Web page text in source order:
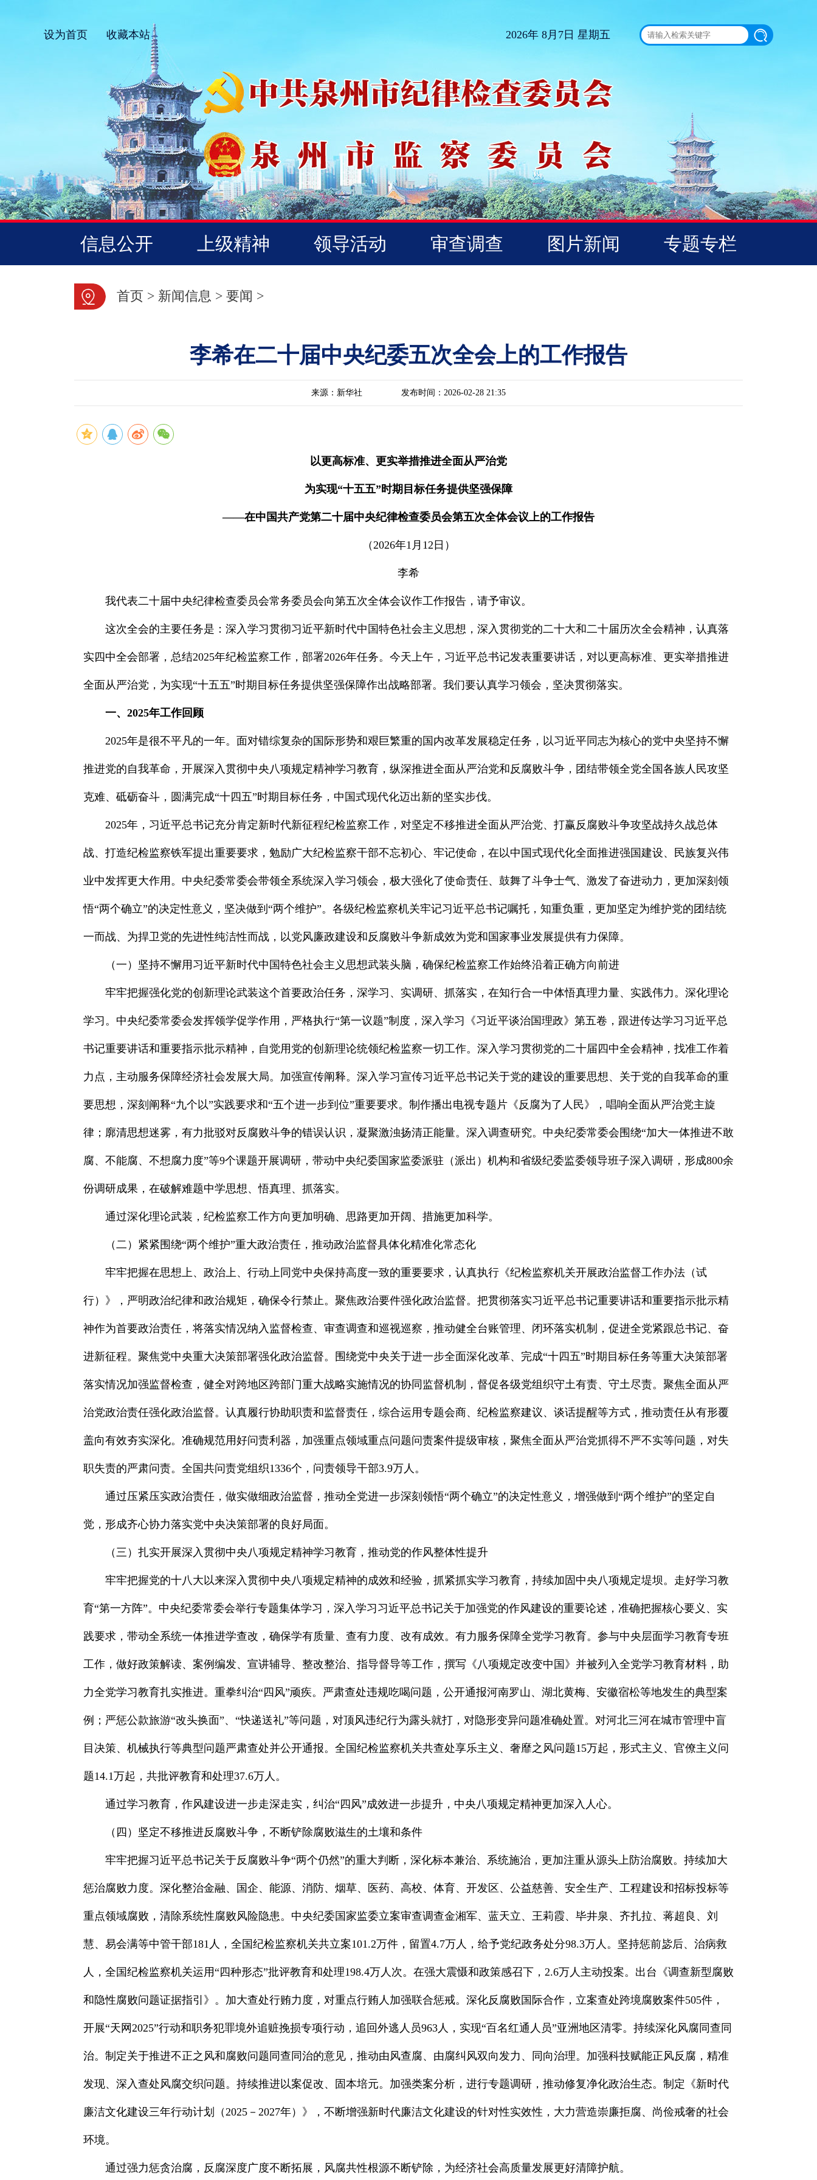
设为首页 收藏本站 2026年 8月7日 星期五
信息公开 上级精神 领导活动 审查调查 图片新闻 专题专栏
首页 > 新闻信息 > 要闻 >
李希在二十届中央纪委五次全会上的工作报告
来源：新华社 发布时间：2026-02-28 21:35
以更高标准、更实举措推进全面从严治党
为实现“十五五”时期目标任务提供坚强保障
——在中国共产党第二十届中央纪律检查委员会第五次全体会议上的工作报告
（2026年1月12日）
李希
我代表二十届中央纪律检查委员会常务委员会向第五次全体会议作工作报告，请予审议。
这次全会的主要任务是：深入学习贯彻习近平新时代中国特色社会主义思想，深入贯彻党的二十大和二十届历次全会精神，认真落
实四中全会部署，总结2025年纪检监察工作，部署2026年任务。今天上午，习近平总书记发表重要讲话，对以更高标准、更实举措推进
全面从严治党，为实现“十五五”时期目标任务提供坚强保障作出战略部署。我们要认真学习领会，坚决贯彻落实。
一、2025年工作回顾
2025年是很不平凡的一年。面对错综复杂的国际形势和艰巨繁重的国内改革发展稳定任务，以习近平同志为核心的党中央坚持不懈
推进党的自我革命，开展深入贯彻中央八项规定精神学习教育，纵深推进全面从严治党和反腐败斗争，团结带领全党全国各族人民攻坚
克难、砥砺奋斗，圆满完成“十四五”时期目标任务，中国式现代化迈出新的坚实步伐。
2025年，习近平总书记充分肯定新时代新征程纪检监察工作，对坚定不移推进全面从严治党、打赢反腐败斗争攻坚战持久战总体
战、打造纪检监察铁军提出重要要求，勉励广大纪检监察干部不忘初心、牢记使命，在以中国式现代化全面推进强国建设、民族复兴伟
业中发挥更大作用。中央纪委常委会带领全系统深入学习领会，极大强化了使命责任、鼓舞了斗争士气、激发了奋进动力，更加深刻领
悟“两个确立”的决定性意义，坚决做到“两个维护”。各级纪检监察机关牢记习近平总书记嘱托，知重负重，更加坚定为维护党的团结统
一而战、为捍卫党的先进性纯洁性而战，以党风廉政建设和反腐败斗争新成效为党和国家事业发展提供有力保障。
（一）坚持不懈用习近平新时代中国特色社会主义思想武装头脑，确保纪检监察工作始终沿着正确方向前进
牢牢把握强化党的创新理论武装这个首要政治任务，深学习、实调研、抓落实，在知行合一中体悟真理力量、实践伟力。深化理论
学习。中央纪委常委会发挥领学促学作用，严格执行“第一议题”制度，深入学习《习近平谈治国理政》第五卷，跟进传达学习习近平总
书记重要讲话和重要指示批示精神，自觉用党的创新理论统领纪检监察一切工作。深入学习贯彻党的二十届四中全会精神，找准工作着
力点，主动服务保障经济社会发展大局。加强宣传阐释。深入学习宣传习近平总书记关于党的建设的重要思想、关于党的自我革命的重
要思想，深刻阐释“九个以”实践要求和“五个进一步到位”重要要求。制作播出电视专题片《反腐为了人民》，唱响全面从严治党主旋
律；廓清思想迷雾，有力批驳对反腐败斗争的错误认识，凝聚激浊扬清正能量。深入调查研究。中央纪委常委会围绕“加大一体推进不敢
腐、不能腐、不想腐力度”等9个课题开展调研，带动中央纪委国家监委派驻（派出）机构和省级纪委监委领导班子深入调研，形成800余
份调研成果，在破解难题中学思想、悟真理、抓落实。
通过深化理论武装，纪检监察工作方向更加明确、思路更加开阔、措施更加科学。
（二）紧紧围绕“两个维护”重大政治责任，推动政治监督具体化精准化常态化
牢牢把握在思想上、政治上、行动上同党中央保持高度一致的重要要求，认真执行《纪检监察机关开展政治监督工作办法（试
行）》，严明政治纪律和政治规矩，确保令行禁止。聚焦政治要件强化政治监督。把贯彻落实习近平总书记重要讲话和重要指示批示精
神作为首要政治责任，将落实情况纳入监督检查、审查调查和巡视巡察，推动健全台账管理、闭环落实机制，促进全党紧跟总书记、奋
进新征程。聚焦党中央重大决策部署强化政治监督。围绕党中央关于进一步全面深化改革、完成“十四五”时期目标任务等重大决策部署
落实情况加强监督检查，健全对跨地区跨部门重大战略实施情况的协同监督机制，督促各级党组织守土有责、守土尽责。聚焦全面从严
治党政治责任强化政治监督。认真履行协助职责和监督责任，综合运用专题会商、纪检监察建议、谈话提醒等方式，推动责任从有形覆
盖向有效夯实深化。准确规范用好问责利器，加强重点领域重点问题问责案件提级审核，聚焦全面从严治党抓得不严不实等问题，对失
职失责的严肃问责。全国共问责党组织1336个，问责领导干部3.9万人。
通过压紧压实政治责任，做实做细政治监督，推动全党进一步深刻领悟“两个确立”的决定性意义，增强做到“两个维护”的坚定自
觉，形成齐心协力落实党中央决策部署的良好局面。
（三）扎实开展深入贯彻中央八项规定精神学习教育，推动党的作风整体性提升
牢牢把握党的十八大以来深入贯彻中央八项规定精神的成效和经验，抓紧抓实学习教育，持续加固中央八项规定堤坝。走好学习教
育“第一方阵”。中央纪委常委会举行专题集体学习，深入学习习近平总书记关于加强党的作风建设的重要论述，准确把握核心要义、实
践要求，带动全系统一体推进学查改，确保学有质量、查有力度、改有成效。有力服务保障全党学习教育。参与中央层面学习教育专班
工作，做好政策解读、案例编发、宣讲辅导、整改整治、指导督导等工作，撰写《八项规定改变中国》并被列入全党学习教育材料，助
力全党学习教育扎实推进。重拳纠治“四风”顽疾。严肃查处违规吃喝问题，公开通报河南罗山、湖北黄梅、安徽宿松等地发生的典型案
例；严惩公款旅游“改头换面”、“快递送礼”等问题，对顶风违纪行为露头就打，对隐形变异问题准确处置。对河北三河在城市管理中盲
目决策、机械执行等典型问题严肃查处并公开通报。全国纪检监察机关共查处享乐主义、奢靡之风问题15万起，形式主义、官僚主义问
题14.1万起，共批评教育和处理37.6万人。
通过学习教育，作风建设进一步走深走实，纠治“四风”成效进一步提升，中央八项规定精神更加深入人心。
（四）坚定不移推进反腐败斗争，不断铲除腐败滋生的土壤和条件
牢牢把握习近平总书记关于反腐败斗争“两个仍然”的重大判断，深化标本兼治、系统施治，更加注重从源头上防治腐败。持续加大
惩治腐败力度。深化整治金融、国企、能源、消防、烟草、医药、高校、体育、开发区、公益慈善、安全生产、工程建设和招标投标等
重点领域腐败，清除系统性腐败风险隐患。中央纪委国家监委立案审查调查金湘军、蓝天立、王莉霞、毕井泉、齐扎拉、蒋超良、刘
慧、易会满等中管干部181人，全国纪检监察机关共立案101.2万件，留置4.7万人，给予党纪政务处分98.3万人。坚持惩前毖后、治病救
人，全国纪检监察机关运用“四种形态”批评教育和处理198.4万人次。在强大震慑和政策感召下，2.6万人主动投案。出台《调查新型腐败
和隐性腐败问题证据指引》。加大查处行贿力度，对重点行贿人加强联合惩戒。深化反腐败国际合作，立案查处跨境腐败案件505件，
开展“天网2025”行动和职务犯罪境外追赃挽损专项行动，追回外逃人员963人，实现“百名红通人员”亚洲地区清零。持续深化风腐同查同
治。制定关于推进不正之风和腐败问题同查同治的意见，推动由风查腐、由腐纠风双向发力、同向治理。加强科技赋能正风反腐，精准
发现、深入查处风腐交织问题。持续推进以案促改、固本培元。加强类案分析，进行专题调研，推动修复净化政治生态。制定《新时代
廉洁文化建设三年行动计划（2025－2027年）》，不断增强新时代廉洁文化建设的针对性实效性，大力营造崇廉拒腐、尚俭戒奢的社会
环境。
通过强力惩贪治腐，反腐深度广度不断拓展，风腐共性根源不断铲除，为经济社会高质量发展更好清障护航。